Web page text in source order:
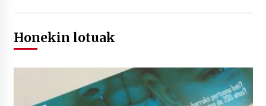
Honekin lotuak